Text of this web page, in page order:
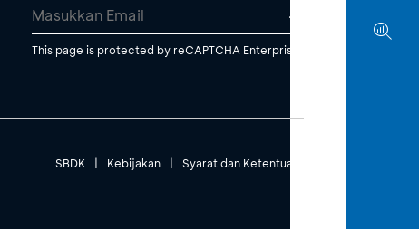
This page is protected by reCAPTCHA Enterprise.
SBDK | Kebijakan | Syarat dan Ketentuan